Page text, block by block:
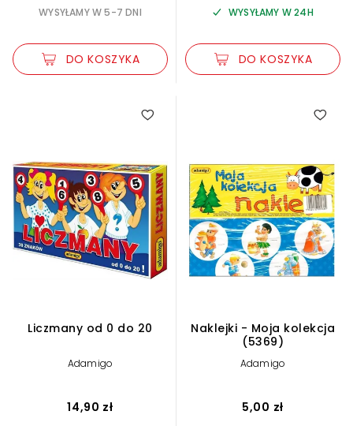
WYSYŁAMY W 5-7 DNI
DO KOSZYKA
WYSYŁAMY W 24H
DO KOSZYKA
Liczmany od 0 do 20
Adamigo
14,90 zł
Naklejki - Moja kolekcja
(5369)
Adamigo
5,00 zł